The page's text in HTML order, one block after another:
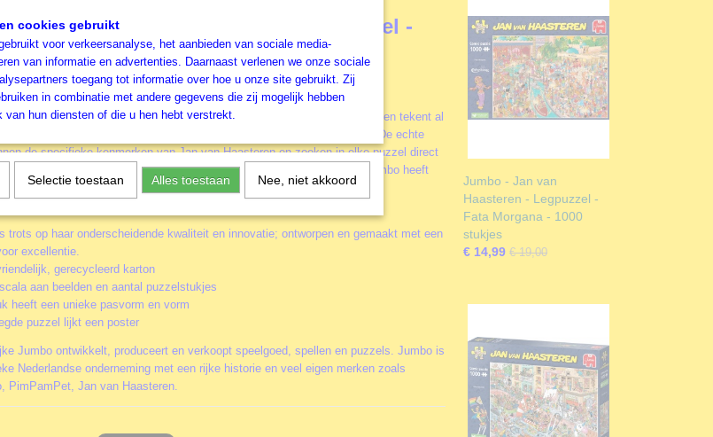
Haasteren - De Veemarkt Legpuzzel -
stukjes
puzzels zijn puzzels met veel kleur en details. Jan van Haasteren tekent al
lang humoristische platen die je steeds weer verrassen en laten lachen. De echte
de specifieke kenmerken van Jan van Haasteren en zoeken in elke puzzel direct
haaienvin, Sinterklaas, de handjes, het kunstgebit en Jan’s zelfportret. Jumbo heeft
Jan van Haasteren puzzels in de collectie van 150 tot maar liefst 3.000
trots op haar onderscheidende kwaliteit en innovatie; ontworpen en gemaakt met een
excellentie.
gerecycleerd karton
aan beelden en aantal puzzelstukjes
heeft een unieke pasvorm en vorm
puzzel lijkt een poster
Jumbo ontwikkelt, produceert en verkoopt speelgoed, spellen en puzzels. Jumbo is
Nederlandse onderneming met een rijke historie en veel eigen merken zoals
PimPamPet, Jan van Haasteren.
Jumbo - Jan van
Haasteren - Legpuzzel -
Fata Morgana - 1000
stukjes
€ 14,99 € 19,00
cookies gebruikt
voor verkeersanalyse, het aanbieden van sociale media-
van informatie en advertenties. Daarnaast verlenen we onze sociale
toegang tot informatie over hoe u onze site gebruikt. Zij
in combinatie met andere gegevens die zij mogelijk hebben
van hun diensten of die u hen hebt verstrekt.
Selectie toestaan Alles toestaan Nee, niet akkoord